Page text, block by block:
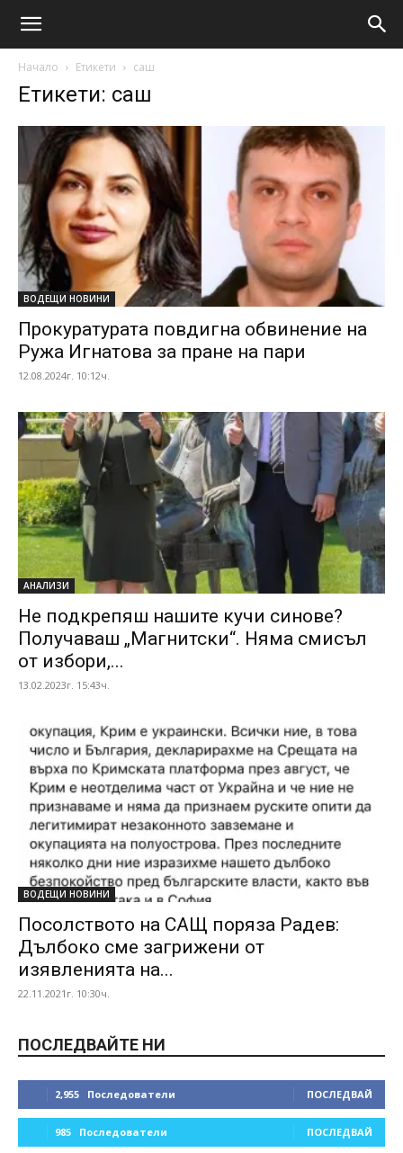
Начало Етикети саш
Етикети: саш
ВОДЕЩИ НОВИНИ
Прокуратурата повдигна обвинение на
Ружа Игнатова за пране на пари
12.08.2024г. 10:12ч.
АНАЛИЗИ
Не подкрепяш нашите кучи синове?
Получаваш „Магнитски“. Няма смисъл
от избори,...
13.02.2023г. 15:43ч.
ВОДЕЩИ НОВИНИ
Посолството на САЩ поряза Радев:
Дълбоко сме загрижени от
изявленията на...
22.11.2021г. 10:30ч.
ПОСЛЕДВАЙТЕ НИ
2,955 Последователи ПОСЛЕДВАЙ
985 Последователи ПОСЛЕДВАЙ